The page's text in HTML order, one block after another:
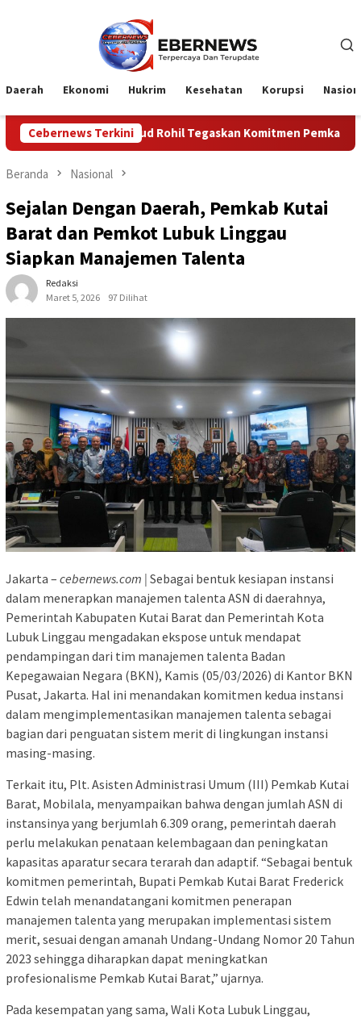
Daerah Ekonomi Hukrim Kesehatan Korupsi
Cebernews Terkini
Rohil Tegaskan Komitmen Pemkab Dukung Karnaval
Beranda Nasional
Sejalan Dengan Daerah, Pemkab Kutai
Barat dan Pemkot Lubuk Linggau
Siapkan Manajemen Talenta
Redaksi
Maret 5, 2026
97 Dilihat
Jakarta – cebernews.com | Sebagai bentuk kesiapan instansi
dalam menerapkan manajemen talenta ASN di daerahnya,
Pemerintah Kabupaten Kutai Barat dan Pemerintah Kota
Lubuk Linggau mengadakan ekspose untuk mendapat
pendampingan dari tim manajemen talenta Badan
Kepegawaian Negara (BKN), Kamis (05/03/2026) di Kantor BKN
Pusat, Jakarta. Hal ini menandakan komitmen kedua instansi
dalam mengimplementasikan manajemen talenta sebagai
bagian dari penguatan sistem merit di lingkungan instansi
masing-masing.
Terkait itu, Plt. Asisten Administrasi Umum (III) Pemkab Kutai
Barat, Mobilala, menyampaikan bahwa dengan jumlah ASN di
instansinya yang berjumlah 6.309 orang, pemerintah daerah
perlu melakukan penataan kelembagaan dan peningkatan
kapasitas aparatur secara terarah dan adaptif. “Sebagai bentuk
komitmen pemerintah, Bupati Pemkab Kutai Barat Frederick
Edwin telah menandatangani komitmen penerapan
manajemen talenta yang merupakan implementasi sistem
merit, sesuai dengan amanah Undang-Undang Nomor 20 Tahun
2023 sehingga diharapkan dapat meningkatkan
profesionalisme Pemkab Kutai Barat,” ujarnya.
Pada kesempatan yang sama, Wali Kota Lubuk Linggau,